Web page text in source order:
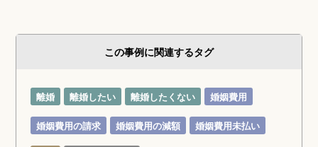
この事例に関連するタグ
離婚 離婚したい 離婚したくない 婚姻費用
婚姻費用の請求 婚姻費用の減額 婚姻費用未払い